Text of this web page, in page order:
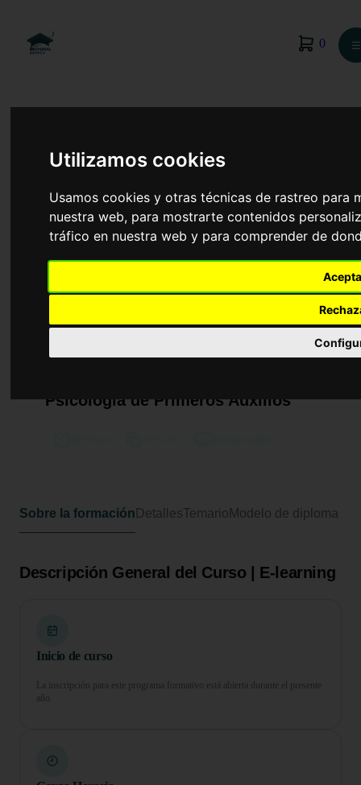
Utilizamos cookies
Usamos cookies y otras técnicas de rastreo para
nuestra web, para mostrarte contenidos
tráfico en nuestra web y para comprender de
0 ☰
Curso Universitario de
Psicología de Primeros Auxilios
Sobre la formación DetallesTemario Modelo de diploma
Descripción General del Curso | E-learning
Inicio de curso
La inscripción para este programa formativo está abierta durante el presente
año.